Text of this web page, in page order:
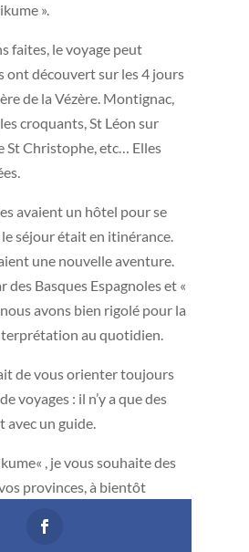
».
faites, le voyage peut
ont découvert sur les 4 jours
de la Vézère. Montignac,
croquants, St Léon sur
St Christophe, etc… Elles
avaient un hôtel pour se
séjour était en itinérance.
une nouvelle aventure.
des Basques Espagnoles et «
avons bien rigolé pour la
au quotidien.
de vous orienter toujours
voyages : il n’y a que des
un guide.
, je vous souhaite des
provinces, à bientôt